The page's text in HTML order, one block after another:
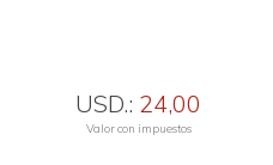
USD.: 24,00
Valor con impuestos